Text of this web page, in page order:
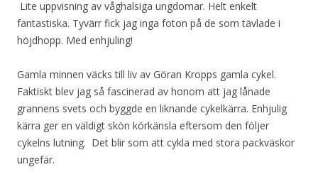
Lite uppvisning av våghalsiga ungdomar. Helt enkelt
fantastiska. Tyvärr fick jag inga foton på de som tävlade i
höjdhopp. Med enhjuling!
Gamla minnen väcks till liv av Göran Kropps gamla cykel.
Faktiskt blev jag så fascinerad av honom att jag lånade
grannens svets och byggde en liknande cykelkärra. Enhjulig
kärra ger en väldigt skön körkänsla eftersom den följer
cykelns lutning. Det blir som att cykla med stora packväskor
ungefär.